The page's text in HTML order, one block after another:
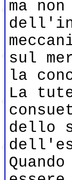
ma
sul
la
La
dello